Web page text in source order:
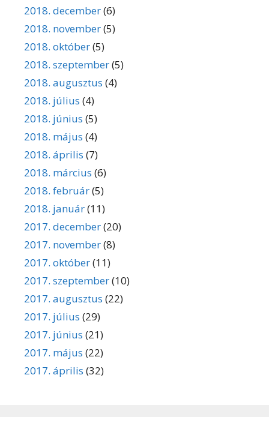
2018. december(6)
2018. november(5)
2018. október(5)
2018. szeptember(5)
2018. augusztus (4)
2018. július (4)
2018. június (5)
2018. május (4)
2018. április (7)
2018. március (6)
2018. február(5)
2018. január(11)
2017. december(20)
2017. november(8)
2017. október(11)
2017. szeptember(10)
2017. augusztus (22)
2017. július (29)
2017. június (21)
2017. május (22)
2017. április (32)